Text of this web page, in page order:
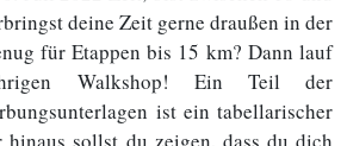
deine Zeit gerne draußen in der
für Etappen bis 15 km? Dann lauf
Walkshop! Ein Teil der
ist ein tabellarischer
hinaus sollst du zeigen, dass du dich